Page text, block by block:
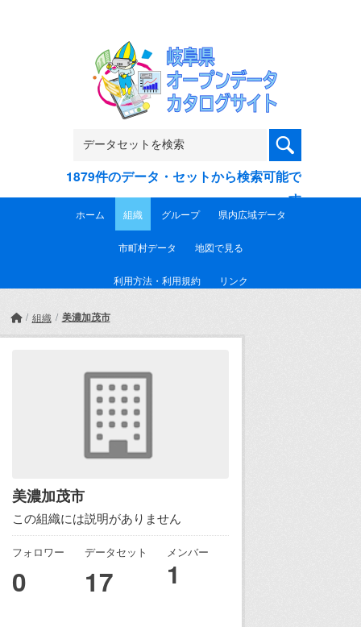
1879件のデータ・セットから検索可能で
す
ホーム 組織 グループ 県内広域データ
市町村データ 地図で見る
利用方法・利用規約 リンク
組織 美濃加茂市
美濃加茂市
この組織には説明がありません
フォロワー
0
データセット
17
メンバー
1